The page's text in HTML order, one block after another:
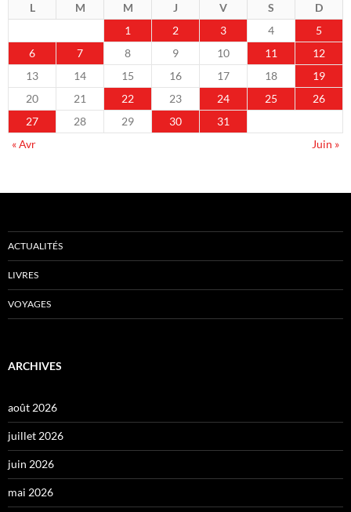
L M M J V S
D
1
2 3 4
5
6
7 8 9 10 11
12
13
14 15 16 17 18
19
20
21 22 23 24 25
26
27
28 29 30
31
« Avr
Juin »
ACTUALITÉS
LIVRES
VOYAGES
ARCHIVES
août 2026
juillet 2026
juin 2026
mai 2026